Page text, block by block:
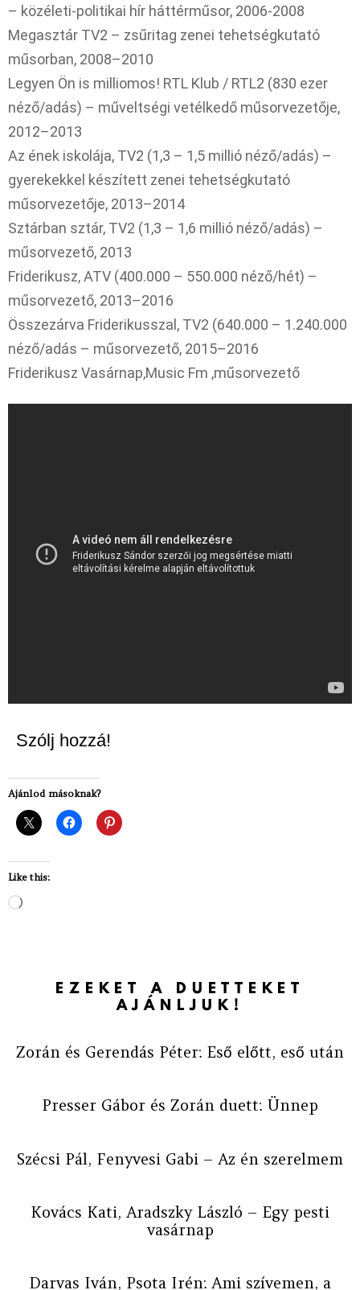
– közéleti-politikai hír háttérműsor, 2006-2008
Megasztár TV2 – zsűritag zenei tehetségkutató
műsorban, 2008–2010
Legyen Ön is milliomos! RTL Klub / RTL2 (830 ezer
néző/adás) – műveltségi vetélkedő műsorvezetője,
2012–2013
Az ének iskolája, TV2 (1,3 – 1,5 millió néző/adás) –
gyerekekkel készített zenei tehetségkutató
műsorvezetője, 2013–2014
Sztárban sztár, TV2 (1,3 – 1,6 millió néző/adás) –
műsorvezető, 2013
Friderikusz, ATV (400.000 – 550.000 néző/hét) –
műsorvezető, 2013–2016
Összezárva Friderikusszal, TV2 (640.000 – 1.240.000
néző/adás – műsorvezető, 2015–2016
Friderikusz Vasárnap,Music Fm ,műsorvezető
Szólj hozzá!
Ajánlod másoknak?
Like this:
EZEKET A DUETTEKET
AJÁNLJUK!
Zorán és Gerendás Péter: Eső előtt, eső után
Presser Gábor és Zorán duett: Ünnep
Szécsi Pál, Fenyvesi Gabi – Az én szerelmem
Kovács Kati, Aradszky László – Egy pesti
vasárnap
Darvas Iván, Psota Irén: Ami szívemen, a